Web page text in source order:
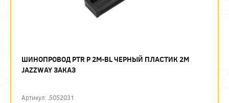
ШИНОПРОВОД PTR P 2M-BL ЧЕРНЫЙ ПЛАСТИК 2М
JAZZWAY ЗАКАЗ
Артикул: .5052031